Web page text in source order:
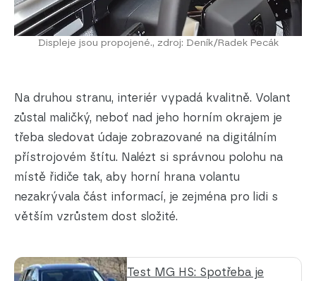
Displeje jsou propojené., zdroj: Deník/Radek Pecák
Na druhou stranu, interiér vypadá kvalitně. Volant
zůstal maličký, neboť nad jeho horním okrajem je
třeba sledovat údaje zobrazované na digitálním
přístrojovém štítu. Nalézt si správnou polohu na
místě řidiče tak, aby horní hrana volantu
nezakrývala část informací, je zejména pro lidi s
větším vzrůstem dost složité.
Test MG HS: Spotřeba je